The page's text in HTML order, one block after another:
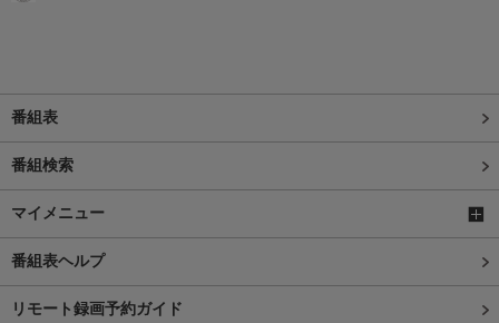
番組表
番組検索
マイメニュー
番組表ヘルプ
リモート録画予約ガイド